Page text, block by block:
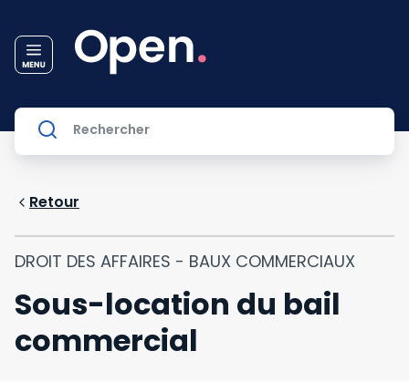
Retour
DROIT DES AFFAIRES - BAUX COMMERCIAUX
Sous-location du bail
commercial